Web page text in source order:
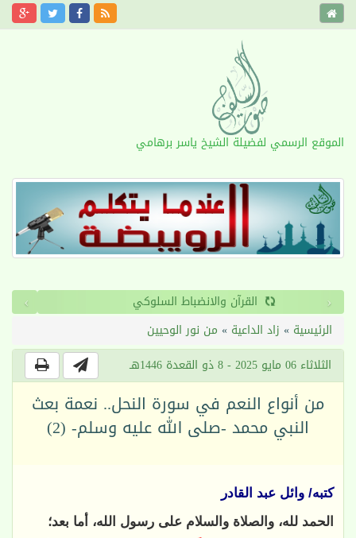
الموقع الرسمي لفضيلة الشيخ ياسر برهامي
القرآن والانضباط السلوكي ‹
›
الرئيسية » زاد الداعية » من نور الوحيين
الثلاثاء 06 مايو 2025 - 8 ذو القعدة 1446هـ
من أنواع النعم في سورة النحل.. نعمة بعث
النبي محمد -صلى الله عليه وسلم- (2)
كتبه/ وائل عبد القادر
الحمد لله، والصلاة والسلام على رسول الله، أما بعد؛